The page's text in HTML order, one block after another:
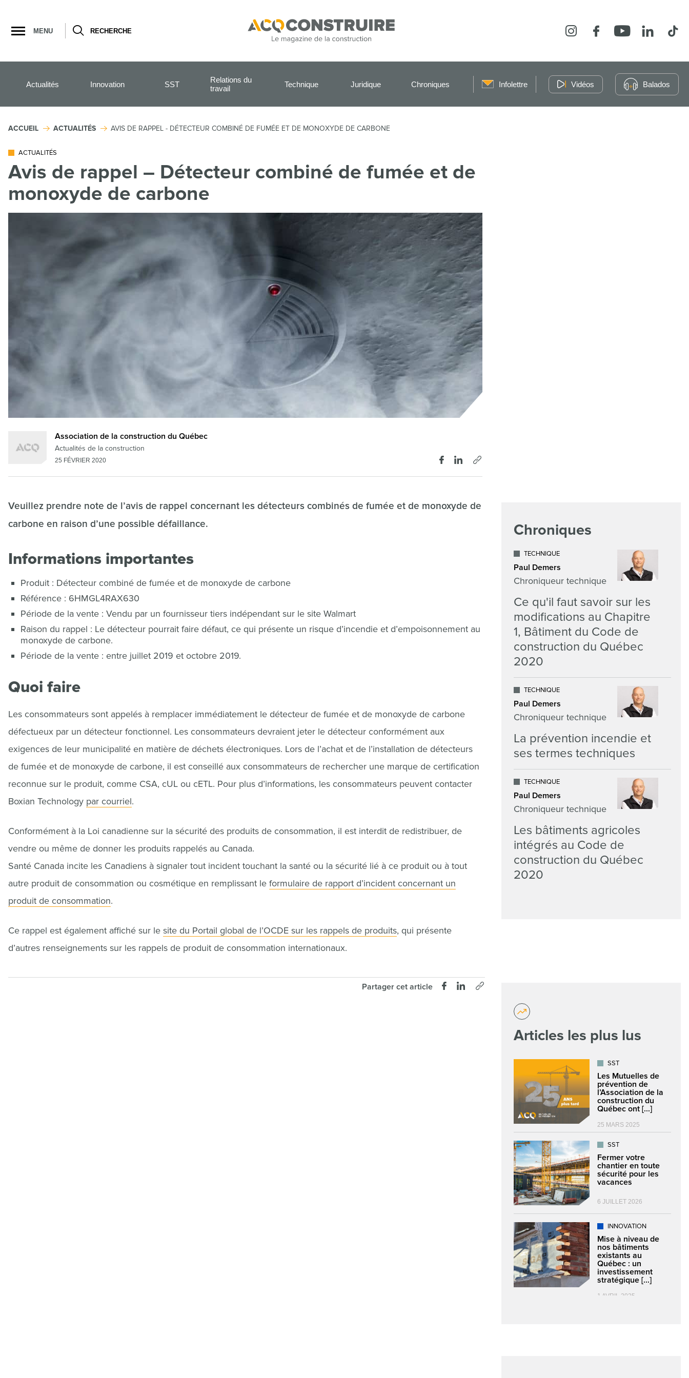
la
navigation
MENU RECHERCHE InstagramFacebookYouTubeLinkedIn
Actualités Innovation SST
Relations du
travail
Technique Juridique Chroniques Infolettre Vidéos Balados
ACCUEIL ACTUALITÉS AVIS DE RAPPEL - DÉTECTEUR COMBINÉ DE FUMÉE ET DE MONOXYDE DE CARBONE
ACTUALITÉS
Avis de rappel – Détecteur combiné de fumée et de
monoxyde de carbone
Association de la construction du Québec
Actualités de la construction
25 FÉVRIER 2020
Veuillez prendre note de l’avis de rappel concernant les détecteurs combinés de fumée et de monoxyde de
carbone en raison d’une possible défaillance.
Informations importantes
Produit : Détecteur combiné de fumée et de monoxyde de carbone
Référence : 6HMGL4RAX630
Période de la vente : Vendu par un fournisseur tiers indépendant sur le site Walmart
Raison du rappel : Le détecteur pourrait faire défaut, ce qui présente un risque d’incendie et d’empoisonnement au
monoxyde de carbone.
Période de la vente : entre juillet 2019 et octobre 2019.
Quoi faire
Les consommateurs sont appelés à remplacer immédiatement le détecteur de fumée et de monoxyde de carbone
défectueux par un détecteur fonctionnel. Les consommateurs devraient jeter le détecteur conformément aux
exigences de leur municipalité en matière de déchets électroniques. Lors de l’achat et de l’installation de détecteurs
de fumée et de monoxyde de carbone, il est conseillé aux consommateurs de rechercher une marque de certification
reconnue sur le produit, comme CSA, cUL ou cETL. Pour plus d’informations, les consommateurs peuvent contacter
Boxian Technology par courriel.
Conformément à la Loi canadienne sur la sécurité des produits de consommation, il est interdit de redistribuer, de
vendre ou même de donner les produits rappelés au Canada.
Santé Canada incite les Canadiens à signaler tout incident touchant la santé ou la sécurité lié à ce produit ou à tout
autre produit de consommation ou cosmétique en remplissant le formulaire de rapport d’incident concernant un
produit de consommation.
Ce rappel est également affiché sur le site du Portail global de l’OCDE sur les rappels de produits, qui présente
d’autres renseignements sur les rappels de produit de consommation internationaux.
Partager cet article
Chroniques
TECHNIQUE
Paul Demers
Chroniqueur technique
Ce qu'il faut savoir sur les
modifications au Chapitre
1, Bâtiment du Code de
construction du Québec
2020
TECHNIQUE
Paul Demers
Chroniqueur technique
La prévention incendie et
ses termes techniques
TECHNIQUE
Paul Demers
Chroniqueur technique
Les bâtiments agricoles
intégrés au Code de
construction du Québec
2020
Articles les plus lus
SST
Les Mutuelles de
prévention de
l’Association de la
construction du
Québec ont [...]
25 MARS 2025
SST
Fermer votre
chantier en toute
sécurité pour les
vacances
6 JUILLET 2026
INNOVATION
Mise à niveau de
nos bâtiments
existants au
Québec : un
investissement
stratégique [...]
1 AVRIL 2025